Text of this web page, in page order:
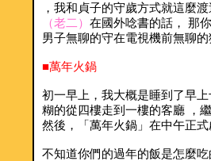
，我和貞子的守歲方式就這麼
（老二） 在國外唸書的話， 那
男子無聊的守在電視機前無聊的
■萬年火鍋
初一早上，我大概是睡到了早
糊的從四樓走到一樓的客廳 ，
然後，「萬年火鍋」在中午正式
不知道你們的過年的飯是怎麼